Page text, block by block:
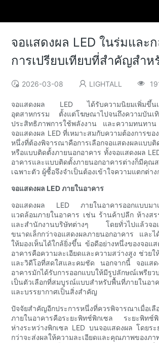
จอแสดงผล LED ในร่มและ
การเปรียบเทียบที่สำคัญสำห
2026-03-08 LIGHTALL
จอแสดงผล LED ได้รับความนิยมเพิ่มขึ้
อุตสาหกรรม ตั้งแต่โฆษณาไปจนถึงความบัน
ประสิทธิภาพการใช้พลังงาน และความทนทาน
จอแสดงผล LED ที่เหมาะสมกับความต้องการข
หนึ่งที่ต้องพิจารณาคือการเลือกจอแสดงผลแบบติ
หรือแบบติดตั้งภายนอกอาคาร ทั้งจอแสดงผล
อาคารและแบบติดตั้งภายนอกอาคารต่างก็มีคุณ
เฉพาะตัว ผู้ซื้อจึงจำเป็นต้องเข้าใจความแตกต่า
จอแสดงผล LED ภายในอาคาร
จอแสดงผล LED ภายในอาคารออกแบบมาเ
แวดล้อมภายในอาคาร เช่น ร้านค้าปลีก ห้างส
และสำนักงานบริษัทต่างๆ โดยทั่วไปแล้วจอแ
ขนาดเล็กกว่าจอแสดงผลภายนอกอาคาร และไ
ให้มองเห็นได้ใกล้ยิ่งขึ้น ข้อดีอย่างหนึ่งของจอแ
อาคารคือความละเอียดและความสว่างสูง ช่วย
และวิดีโอที่สดใสและคมชัด นอกจากนี้ จอแส
อาคารมักได้รับการออกแบบให้มีรูปลักษณ์เพรียว
เป็นตัวเลือกที่สมบูรณ์แบบสำหรับพื้นที่ภายในอา
และบรรยากาศเป็นสิ่งสำคัญ
ปัจจัยสำคัญอีกประการหนึ่งที่ควรพิจารณาเมื่อเลื
ภายในอาคารคือระยะพิทช์พิกเซล ระยะพิทช์พิ
ห่างระหว่างพิกเซล LED บนจอแสดงผล โดยระ
กว่าจะส่งผลให้ความละเอียดและคุณภาพขอ